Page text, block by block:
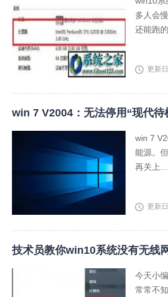
多人会
还能跑的
更新
win 7 V2004：无法停用“现代待
win 7
能源。
再关上...
更新
技术员教你win10系统没有无线
今天小
常常不